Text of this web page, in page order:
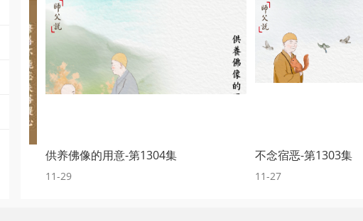
供养佛像的用意-第1304集
11-29
不念宿恶-第1303集
11-27